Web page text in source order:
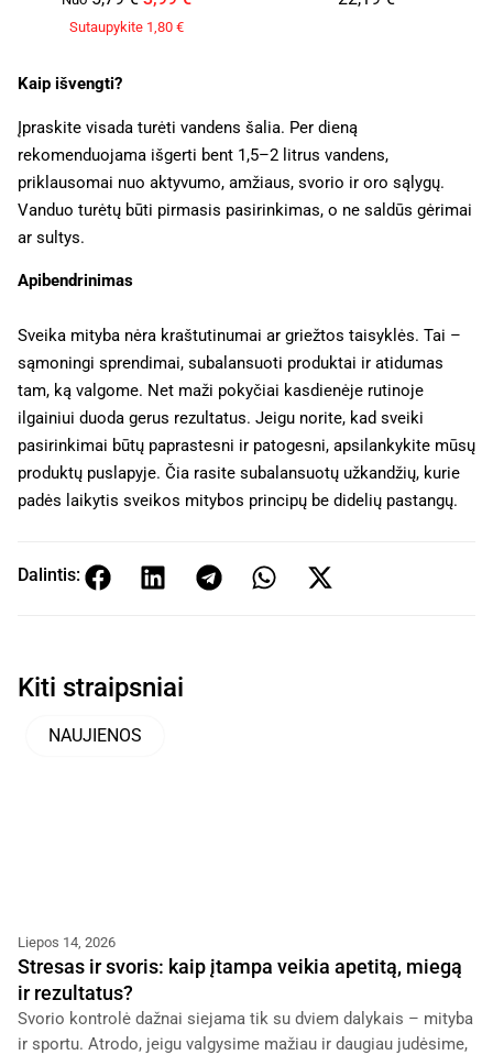
Sutaupykite 1,80€
Kaip išvengti?
Įpraskite visada turėti vandens šalia. Per dieną
rekomenduojama išgerti bent 1,5–2 litrus vandens,
priklausomai nuo aktyvumo, amžiaus, svorio ir oro sąlygų.
Vanduo turėtų būti pirmasis pasirinkimas, o ne saldūs gėrimai
ar sultys.
Apibendrinimas
Sveika mityba nėra kraštutinumai ar griežtos taisyklės. Tai –
sąmoningi sprendimai, subalansuoti produktai ir atidumas
tam, ką valgome. Net maži pokyčiai kasdienėje rutinoje
ilgainiui duoda gerus rezultatus. Jeigu norite, kad sveiki
pasirinkimai būtų paprastesni ir patogesni, apsilankykite mūsų
produktų puslapyje. Čia rasite subalansuotų užkandžių, kurie
padės laikytis sveikos mitybos principų be didelių pastangų.
Dalintis:
Kiti straipsniai
NAUJIENOS
Liepos 14, 2026
Stresas ir svoris: kaip įtampa veikia apetitą, miegą
ir rezultatus?
Svorio kontrolė dažnai siejama tik su dviem dalykais – mityba
ir sportu. Atrodo, jeigu valgysime mažiau ir daugiau judėsime,